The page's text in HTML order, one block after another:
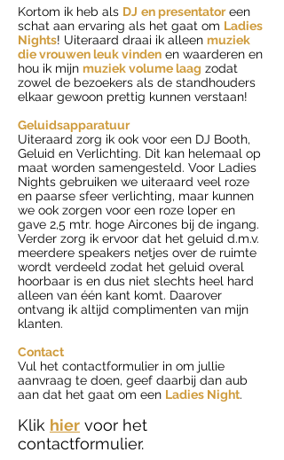
Kortom ik heb als DJ en presentatoreen
schat aan ervaring als het gaat om Ladies
Nights! Uiteraard draai ik alleen muziek
die vrouwen leuk vinden en waarderen en
hou ik mijn muziek volume laag zodat
zowel de bezoekers als de standhouders
elkaar gewoon prettig kunnen verstaan!
Geluidsapparatuur
Uiteraard zorg ik ook voor een DJ Booth,
Geluid en Verlichting. Dit kan helemaal op
maat worden samengesteld. Voor Ladies
Nights gebruiken we uiteraard veel roze
en paarse sfeer verlichting, maar kunnen
we ook zorgen voor een roze loper en
gave 2,5 mtr. hoge Aircones bij de ingang.
Verder zorg ik ervoor dat het geluid d.m.v.
meerdere speakers netjes over de ruimte
wordt verdeeld zodat het geluid overal
hoorbaar is en dus niet slechts heel hard
alleen van één kant komt. Daarover
ontvang ik altijd complimenten van mijn
klanten.
Contact
Vul het contactformulier in om jullie
aanvraag te doen, geef daarbij dan aub
aan dat het gaat om een Ladies Night.
Klik hier voor het
contactformulier.